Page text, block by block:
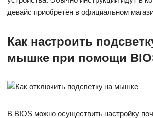
девайс приобретён в официальном
Как настроить
мышке при помощи
В BIOS можно осуществить настройку